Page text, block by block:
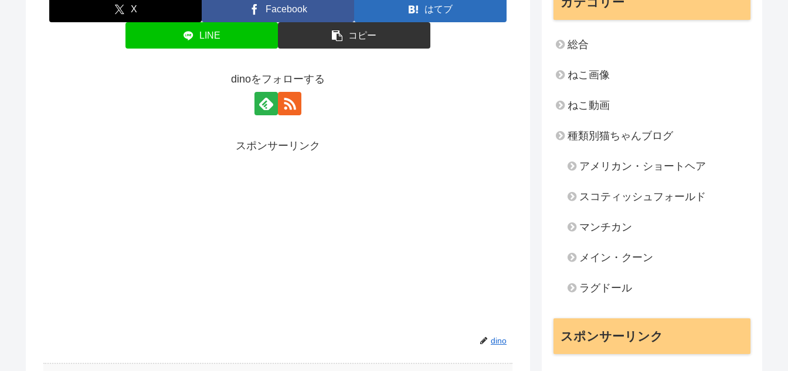
X Facebook はてブ
LINE コピー
dinoをフォローする
スポンサーリンク
dino
総合
ねこ画像
ねこ動画
種類別猫ちゃんブログ
アメリカン・ショートヘア
スコティッシュフォールド
マンチカン
メイン・クーン
ラグドール
スポンサーリンク